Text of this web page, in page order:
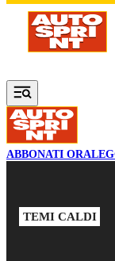
Vai al contenuto
ABBONATI ORA
TEMI CALDI